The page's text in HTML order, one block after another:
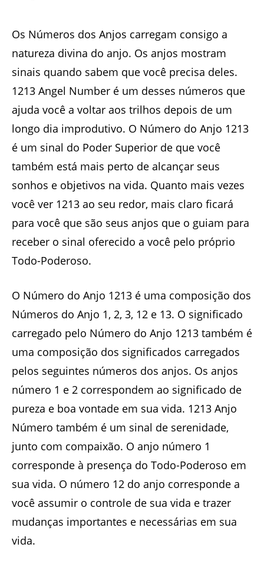
Os Números dos Anjos carregam consigo a
natureza divina do anjo. Os anjos mostram
sinais quando sabem que você precisa deles.
1213 Angel Number é um desses números que
ajuda você a voltar aos trilhos depois de um
longo dia improdutivo. O Número do Anjo 1213
é um sinal do Poder Superior de que você
também está mais perto de alcançar seus
sonhos e objetivos na vida. Quanto mais vezes
você ver 1213 ao seu redor, mais claro ficará
para você que são seus anjos que o guiam para
receber o sinal oferecido a você pelo próprio
Todo-Poderoso.
O Número do Anjo 1213 é uma composição dos
Números do Anjo 1, 2, 3, 12 e 13. O significado
carregado pelo Número do Anjo 1213 também é
uma composição dos significados carregados
pelos seguintes números dos anjos. Os anjos
número 1 e 2 correspondem ao significado de
pureza e boa vontade em sua vida. 1213 Anjo
Número também é um sinal de serenidade,
junto com compaixão. O anjo número 1
corresponde à presença do Todo-Poderoso em
sua vida. O número 12 do anjo corresponde a
você assumir o controle de sua vida e trazer
mudanças importantes e necessárias em sua
vida.